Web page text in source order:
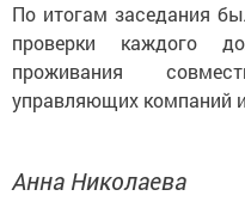
По итогам заседания
проверки каждого
проживания
управляющих компаний
Анна Николаева